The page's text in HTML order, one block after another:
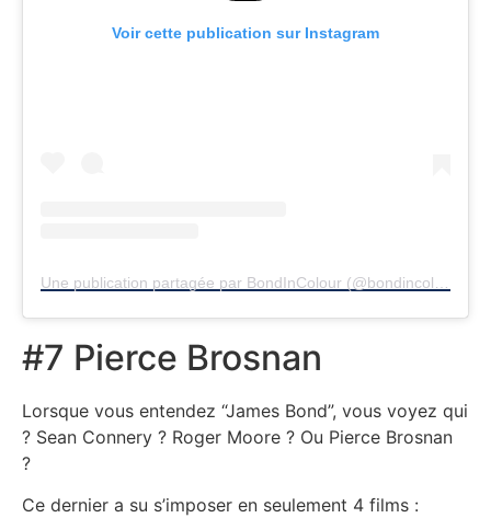
#7 Pierce Brosnan
Lorsque vous entendez “James Bond”, vous voyez qui
? Sean Connery ? Roger Moore ? Ou Pierce Brosnan
?
Ce dernier a su s’imposer en seulement 4 films :
Voir cette publication sur Instagram